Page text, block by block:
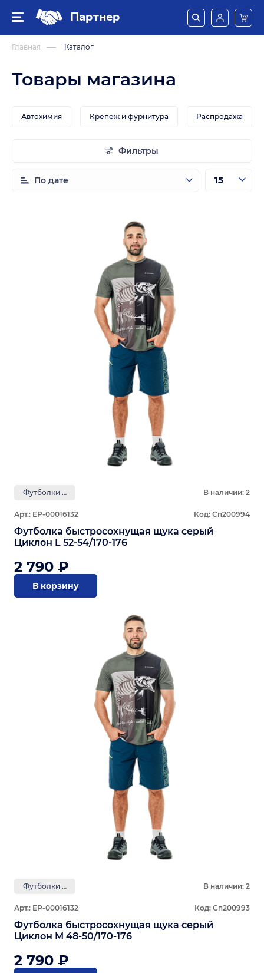
Партнер
Главная Каталог
Товары магазина
Автохимия Крепеж и фурнитура Распродажа
Фильтры
Футболки GRAYLING В наличии: 2
Арт.: ЕР-00016132 Код: Сп200994
Футболка быстросохнущая щука серый
Циклон L 52-54/170-176
2 790 ₽
В корзину
Футболки GRAYLING В наличии: 2
Арт.: ЕР-00016132 Код: Сп200993
Футболка быстросохнущая щука серый
Циклон M 48-50/170-176
2 790 ₽